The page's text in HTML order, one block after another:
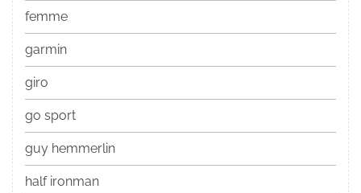
femme
garmin
giro
go sport
guy hemmerlin
half ironman